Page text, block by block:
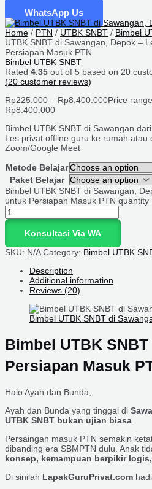
WhatsApp Us
Home / PTN / UTBK SNBT / Bimbel
UTBK SNBT di Sawangan, Depok –
Persiapan Masuk PTN
Bimbel UTBK SNBT
Rated 4.35 out of 5 based on 20
(20 customer reviews)
Rp225.000 – Rp8.400.000Price
Rp8.400.000
Bimbel UTBK SNBT di Sawangan
Les privat offline guru ke rumah atau
Zoom/Google Meet
Metode Belajar
Paket Belajar
Bimbel UTBK SNBT di Sawangan,
untuk Persiapan Masuk PTN quantity
Konsultasi Via WA
SKU: N/A Category: Bimbel UTBK
Description
Additional information
Reviews (20)
Bimbel UTBK SNBT di
Bimbel UTBK
Persiapan Masuk
Halo Ayah dan Bunda,
Ayah dan Bunda yang tinggal di
UTBK SNBT bukan ujian biasa
Persaingan masuk PTN semakin
dibanding era SBMPTN dulu. Anak
konsep, kemampuan berpikir
Di sinilah LapakGuruPrivat.com